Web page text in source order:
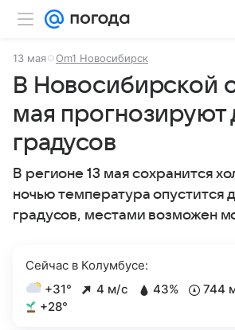
13 мая Om1 Новосибирск
В Новосибирской
мая прогнозируют
градусов
В регионе 13 мая сохранится
ночью температура опустится
градусов, местами возможен
Сейчас в Колумбусе:
+31°
4 м/с 43%
744
+28°